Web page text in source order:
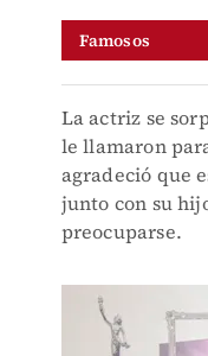
Famosos
La actriz se
le llamaron
agradeció que
junto con su
preocuparse.